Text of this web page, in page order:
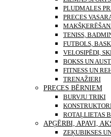
PLUDMALES
PRECES
TENISS,
FUTBOLS,
VELOSIPĒDI,
BOKSS UN
FITNESS UN
TRENAŽIERI
PRECES BĒRNIEM
BURVJU TRIKI
ROTAĻLIETAS
APĢĒRBI, APAVI,
ZEĶUBIKSES